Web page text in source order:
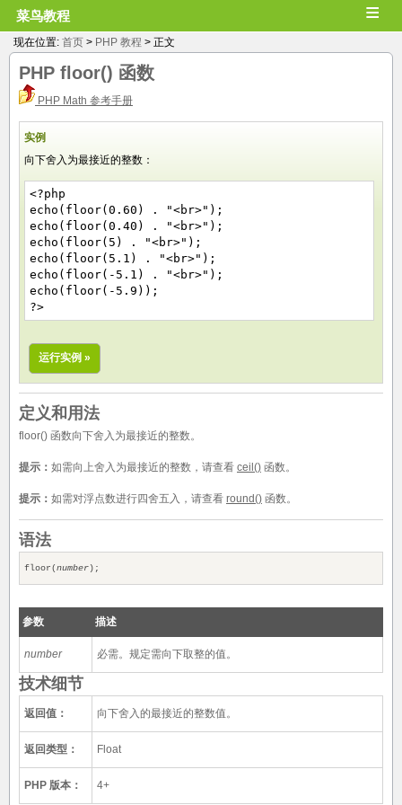
菜鸟教程 ≡
现在位置: 首页 > PHP 教程 > 正文
PHP floor() 函数
PHP Math 参考手册
实例
向下舍入为最接近的整数：
<?php
echo(floor(0.60) . "<br>");
echo(floor(0.40) . "<br>");
echo(floor(5) . "<br>");
echo(floor(5.1) . "<br>");
echo(floor(-5.1) . "<br>");
echo(floor(-5.9));
?>
运行实例 »
定义和用法
floor() 函数向下舍入为最接近的整数。
提示： 如需向上舍入为最接近的整数，请查看 ceil() 函数。
提示： 如需对浮点数进行四舍五入，请查看 round() 函数。
语法
floor(number);
参数 描述
number 必需。规定需向下取整的值。
技术细节
返回值： 向下舍入的最接近的整数值。
返回类型： Float
PHP 版本： 4+